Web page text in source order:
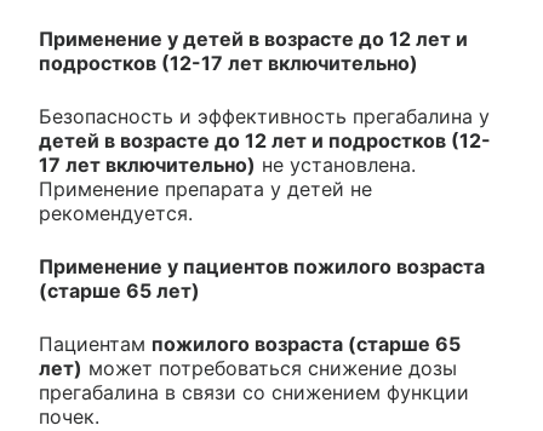
Применение у детей в возрасте до 12 лет и
подростков (12-17 лет включительно)
Безопасность и эффективность прегабалина у
детей в возрасте до 12 лет и подростков (12-
17 лет включительно) не установлена.
Применение препарата у детей не
рекомендуется.
Применение у пациентов пожилого возраста
(старше 65 лет)
Пациентам пожилого возраста (старше 65
лет) может потребоваться снижение дозы
прегабалина в связи со снижением функции
почек.